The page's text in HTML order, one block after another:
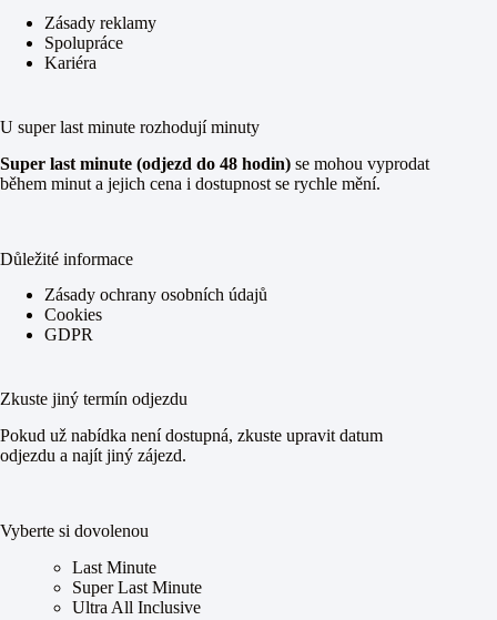
Zásady reklamy
Spolupráce
Kariéra
U super last minute rozhodují minuty
Super last minute (odjezd do 48 hodin) se mohou vyprodat
během minut a jejich cena i dostupnost se rychle mění.
Důležité informace
Zásady ochrany osobních údajů
Cookies
GDPR
Zkuste jiný termín odjezdu
Pokud už nabídka není dostupná, zkuste upravit datum
odjezdu a najít jiný zájezd.
Vyberte si dovolenou
Last Minute
Super Last Minute
Ultra All Inclusive